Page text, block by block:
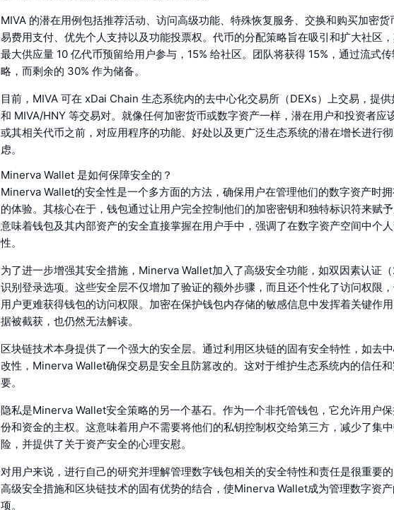
MIVA 的潜在用例包括推荐活动、访问高级功能、特殊恢复服务、交换和购买加密货
易费用支付、优先个人支持以及功能投票权。代币的分配策略旨在吸引和扩大社区
最大供应量 10 亿代币预留给用户参与，15% 给社区。团队将获得 15%，通过流式
略，而剩余的 30% 作为储备。
目前，MIVA 可在 xDai Chain 生态系统内的去中心化交易所（DEXs）上交易，提
和 MIVA/HNY 等交易对。就像任何加密货币或数字资产一样，潜在用户和投资者应
或其相关代币之前，对应用程序的功能、好处以及更广泛生态系统的潜在增长进行
虑。
Minerva Wallet 是如何保障安全的？
Minerva Wallet的安全性是一个多方面的方法，确保用户在管理他们的数字资产时
的体验。其核心在于，钱包通过让用户完全控制他们的加密密钥和独特标识符来赋
意味着钱包及其内部资产的安全直接掌握在用户手中，强调了在数字资产空间中个
性。
为了进一步增强其安全措施，Minerva Wallet加入了高级安全功能，如双因素认证
识别登录选项。这些安全层不仅增加了验证的额外步骤，而且还个性化了访问权限
用户更难获得钱包的访问权限。加密在保护钱包内存储的敏感信息中发挥着关键作
据被截获，也仍然无法解读。
区块链技术本身提供了一个强大的安全层。通过利用区块链的固有安全特性，如去
改性，Minerva Wallet确保交易是安全且防篡改的。这对于维护生态系统内的信任
要。
隐私是Minerva Wallet安全策略的另一个基石。作为一个非托管钱包，它允许用户
份和资金的主权。这意味着用户不需要将他们的私钥控制权交给第三方，减少了集
险，并提供了关于资产安全的心理安慰。
对用户来说，进行自己的研究并理解管理数字钱包相关的安全特性和责任是很重要的
高级安全措施和区块链技术的固有优势的结合，使Minerva Wallet成为管理数字资
项。